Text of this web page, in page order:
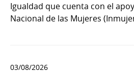
Igualdad que cuenta con el
Nacional de las Mujeres
03/08/2026